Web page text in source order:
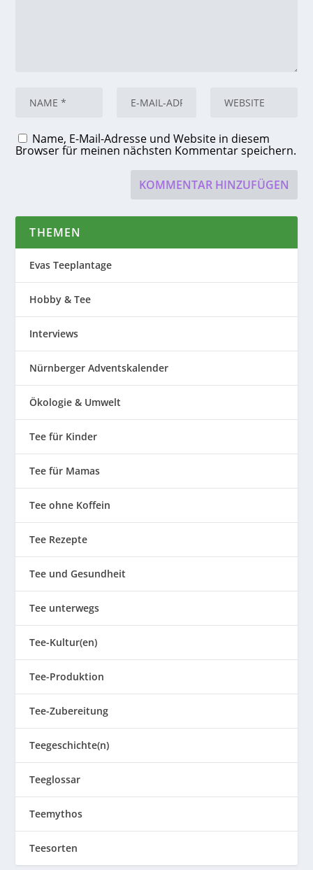
Name, E-Mail-Adresse und Website in diesem
Browser für meinen nächsten Kommentar speichern.
THEMEN
Evas Teeplantage
Hobby & Tee
Interviews
Nürnberger Adventskalender
Ökologie & Umwelt
Tee für Kinder
Tee für Mamas
Tee ohne Koffein
Tee Rezepte
Tee und Gesundheit
Tee unterwegs
Tee-Kultur(en)
Tee-Produktion
Tee-Zubereitung
Teegeschichte(n)
Teeglossar
Teemythos
Teesorten